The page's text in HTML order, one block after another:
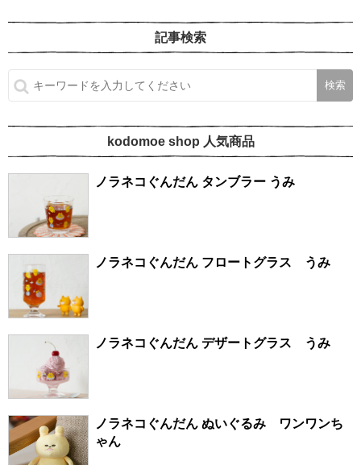
記事検索
kodomoe shop 人気商品
ノラネコぐんだん タンブラー うみ
ノラネコぐんだん フロートグラス うみ
ノラネコぐんだん デザートグラス うみ
ノラネコぐんだん ぬいぐるみ ワンワンち
ゃん